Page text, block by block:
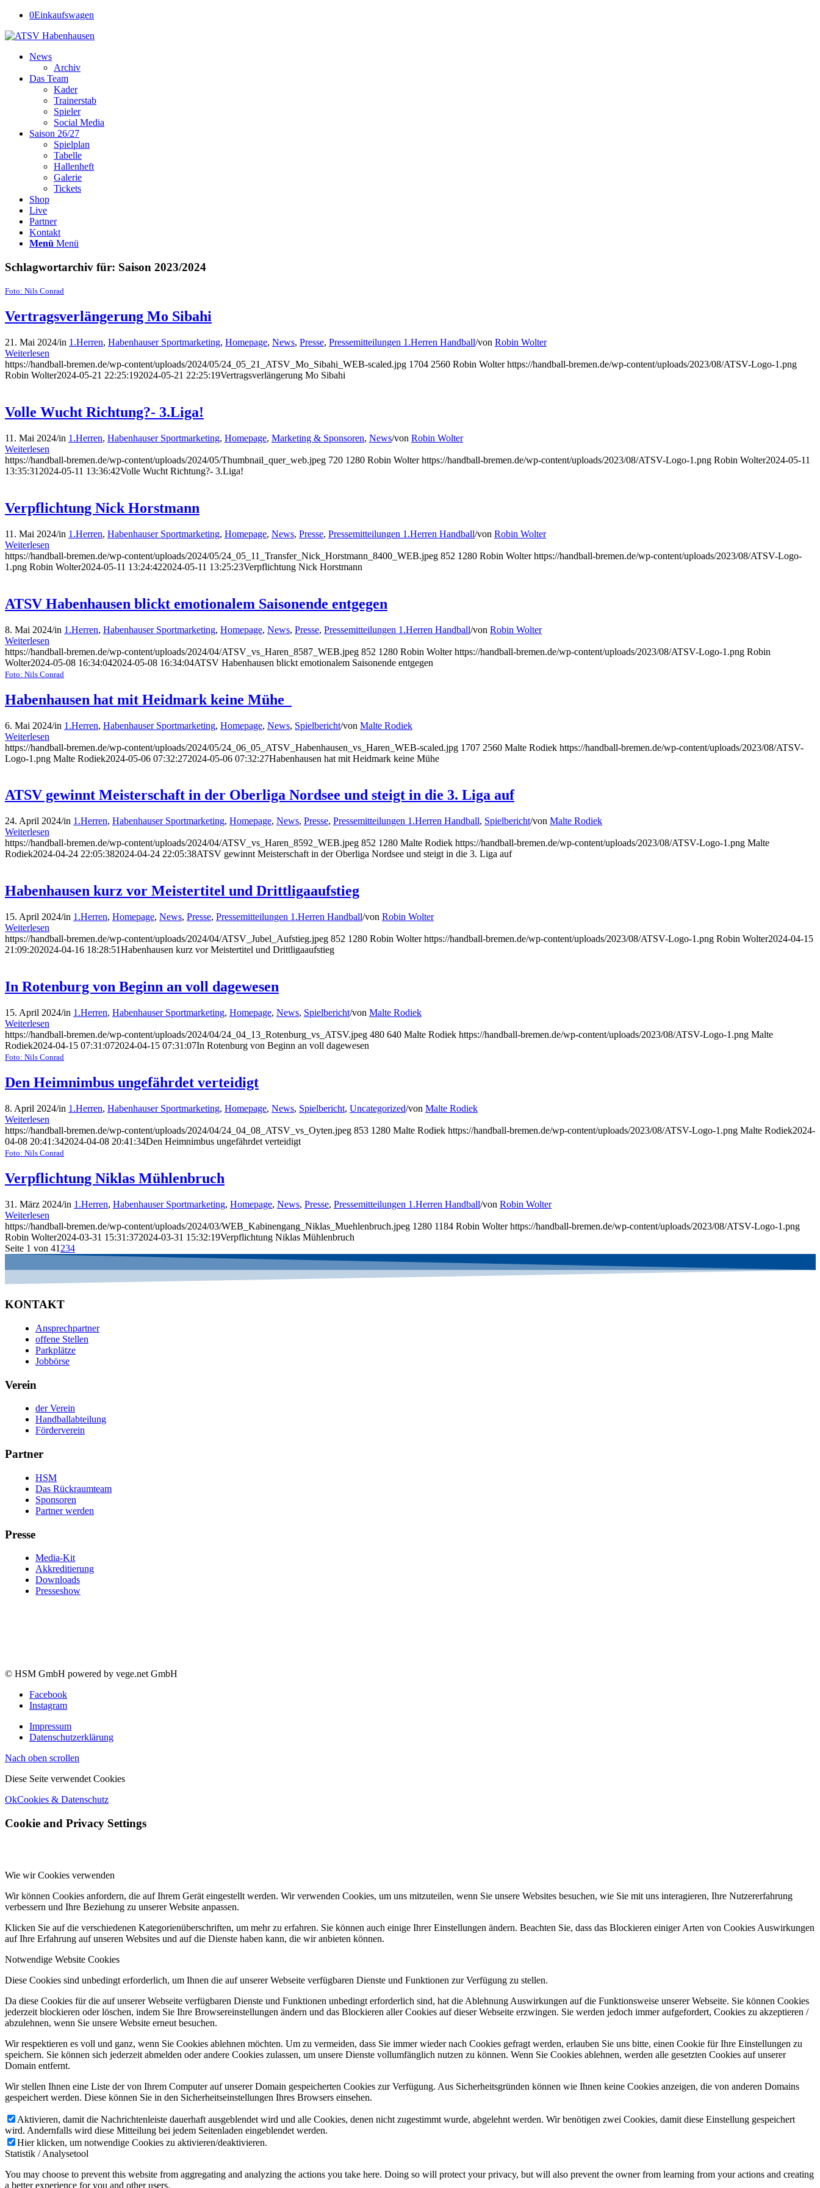
0Einkaufswagen
News
Archiv
Das Team
Kader
Trainerstab
Spieler
Social Media
Saison 26/27
Spielplan
Tabelle
Hallenheft
Galerie
Tickets
Shop
Live
Partner
Kontakt
Menü Menü
Schlagwortarchiv für: Saison 2023/2024
Foto: Nils Conrad
Vertragsverlängerung Mo Sibahi
21. Mai 2024/in 1.Herren, Habenhauser Sportmarketing, Homepage, News, Presse, Pressemitteilungen 1.Herren Handball/von Robin Wolter
Weiterlesen
https://handball-bremen.de/wp-content/uploads/2024/05/24_05_21_ATSV_Mo_Sibahi_WEB-scaled.jpg 1704 2560 Robin Wolter https://handball-bremen.de/wp-content/uploads/2023/08/ATSV-Logo-1.png
Robin Wolter2024-05-21 22:25:192024-05-21 22:25:19Vertragsverlängerung Mo Sibahi
Volle Wucht Richtung?- 3.Liga!
11. Mai 2024/in 1.Herren, Habenhauser Sportmarketing, Homepage, Marketing & Sponsoren, News/von Robin Wolter
Weiterlesen
https://handball-bremen.de/wp-content/uploads/2024/05/Thumbnail_quer_web.jpeg 720 1280 Robin Wolter https://handball-bremen.de/wp-content/uploads/2023/08/ATSV-Logo-1.png Robin Wolter2024-05-11
13:35:31 2024-05-11 13:36:42Volle Wucht Richtung?- 3.Liga!
Verpflichtung Nick Horstmann
11. Mai 2024/in 1.Herren, Habenhauser Sportmarketing, Homepage, News, Presse, Pressemitteilungen 1.Herren Handball/von Robin Wolter
Weiterlesen
https://handball-bremen.de/wp-content/uploads/2024/05/24_05_11_Transfer_Nick_Horstmann_8400_WEB.jpeg 852 1280 Robin Wolter https://handball-bremen.de/wp-content/uploads/2023/08/ATSV-Logo-
1.png Robin Wolter2024-05-11 13:24:422024-05-11 13:25:23Verpflichtung Nick Horstmann
ATSV Habenhausen blickt emotionalem Saisonende entgegen
8. Mai 2024/in 1.Herren, Habenhauser Sportmarketing, Homepage, News, Presse, Pressemitteilungen 1.Herren Handball/von Robin Wolter
Weiterlesen
https://handball-bremen.de/wp-content/uploads/2024/04/ATSV_vs_Haren_8587_WEB.jpeg 852 1280 Robin Wolter https://handball-bremen.de/wp-content/uploads/2023/08/ATSV-Logo-1.png Robin
Wolter2024-05-08 16:34:042024-05-08 16:34:04ATSV Habenhausen blickt emotionalem Saisonende entgegen
Foto: Nils Conrad
Habenhausen hat mit Heidmark keine Mühe
6. Mai 2024/in 1.Herren, Habenhauser Sportmarketing, Homepage, News, Spielbericht/von Malte Rodiek
Weiterlesen
https://handball-bremen.de/wp-content/uploads/2024/05/24_06_05_ATSV_Habenhausen_vs_Haren_WEB-scaled.jpg 1707 2560 Malte Rodiek https://handball-bremen.de/wp-content/uploads/2023/08/ATSV-
Logo-1.png Malte Rodiek2024-05-06 07:32:272024-05-06 07:32:27Habenhausen hat mit Heidmark keine Mühe
ATSV gewinnt Meisterschaft in der Oberliga Nordsee und steigt in die 3. Liga auf
24. April 2024/in 1.Herren, Habenhauser Sportmarketing, Homepage, News, Presse, Pressemitteilungen 1.Herren Handball, Spielbericht/von Malte Rodiek
Weiterlesen
https://handball-bremen.de/wp-content/uploads/2024/04/ATSV_vs_Haren_8592_WEB.jpeg 852 1280 Malte Rodiek https://handball-bremen.de/wp-content/uploads/2023/08/ATSV-Logo-1.png Malte
Rodiek2024-04-24 22:05:382024-04-24 22:05:38ATSV gewinnt Meisterschaft in der Oberliga Nordsee und steigt in die 3. Liga auf
Habenhausen kurz vor Meistertitel und Drittligaaufstieg
15. April 2024/in 1.Herren, Homepage, News, Presse, Pressemitteilungen 1.Herren Handball/von Robin Wolter
Weiterlesen
https://handball-bremen.de/wp-content/uploads/2024/04/ATSV_Jubel_Aufstieg.jpeg 852 1280 Robin Wolter https://handball-bremen.de/wp-content/uploads/2023/08/ATSV-Logo-1.png Robin Wolter2024-04-15
21:09:202024-04-16 18:28:51Habenhausen kurz vor Meistertitel und Drittligaaufstieg
In Rotenburg von Beginn an voll dagewesen
15. April 2024/in 1.Herren, Habenhauser Sportmarketing, Homepage, News, Spielbericht/von Malte Rodiek
Weiterlesen
https://handball-bremen.de/wp-content/uploads/2024/04/24_04_13_Rotenburg_vs_ATSV.jpeg 480 640 Malte Rodiek https://handball-bremen.de/wp-content/uploads/2023/08/ATSV-Logo-1.png Malte
Rodiek2024-04-15 07:31:072024-04-15 07:31:07In Rotenburg von Beginn an voll dagewesen
Foto: Nils Conrad
Den Heimnimbus ungefährdet verteidigt
8. April 2024/in 1.Herren, Habenhauser Sportmarketing, Homepage, News, Spielbericht, Uncategorized/von Malte Rodiek
Weiterlesen
https://handball-bremen.de/wp-content/uploads/2024/04/24_04_08_ATSV_vs_Oyten.jpeg 853 1280 Malte Rodiek https://handball-bremen.de/wp-content/uploads/2023/08/ATSV-Logo-1.png Malte Rodiek2024-
04-08 20:41:342024-04-08 20:41:34Den Heimnimbus ungefährdet verteidigt
Foto: Nils Conrad
Verpflichtung Niklas Mühlenbruch
31. März 2024/in 1.Herren, Habenhauser Sportmarketing, Homepage, News, Presse, Pressemitteilungen 1.Herren Handball/von Robin Wolter
Weiterlesen
https://handball-bremen.de/wp-content/uploads/2024/03/WEB_Kabinengang_Niklas_Muehlenbruch.jpeg 1280 1184 Robin Wolter https://handball-bremen.de/wp-content/uploads/2023/08/ATSV-Logo-1.png
Robin Wolter2024-03-31 15:31:372024-03-31 15:32:19Verpflichtung Niklas Mühlenbruch
Seite 1 von 41 234
KONTAKT
Ansprechpartner
offene Stellen
Parkplätze
Jobbörse
Verein
der Verein
Handballabteilung
Förderverein
Partner
HSM
Das Rückraumteam
Sponsoren
Partner werden
Presse
Media-Kit
Akkreditierung
Downloads
Presseshow
© HSM GmbH powered by vege.net GmbH
Facebook
Instagram
Impressum
Datenschutzerklärung
Nach oben scrollen
Diese Seite verwendet Cookies
OkCookies & Datenschutz
Cookie and Privacy Settings
Wie wir Cookies verwenden
Wir können Cookies anfordern, die auf Ihrem Gerät eingestellt werden. Wir verwenden Cookies, um uns mitzuteilen, wenn Sie unsere Websites besuchen, wie Sie mit uns interagieren, Ihre Nutzererfahrung
verbessern und Ihre Beziehung zu unserer Website anpassen.
Klicken Sie auf die verschiedenen Kategorienüberschriften, um mehr zu erfahren. Sie können auch einige Ihrer Einstellungen ändern. Beachten Sie, dass das Blockieren einiger Arten von Cookies Auswirkungen
auf Ihre Erfahrung auf unseren Websites und auf die Dienste haben kann, die wir anbieten können.
Notwendige Website Cookies
Diese Cookies sind unbedingt erforderlich, um Ihnen die auf unserer Webseite verfügbaren Dienste und Funktionen zur Verfügung zu stellen.
Da diese Cookies für die auf unserer Webseite verfügbaren Dienste und Funktionen unbedingt erforderlich sind, hat die Ablehnung Auswirkungen auf die Funktionsweise unserer Webseite. Sie können Cookies
jederzeit blockieren oder löschen, indem Sie Ihre Browsereinstellungen ändern und das Blockieren aller Cookies auf dieser Webseite erzwingen. Sie werden jedoch immer aufgefordert, Cookies zu akzeptieren /
abzulehnen, wenn Sie unsere Website erneut besuchen.
Wir respektieren es voll und ganz, wenn Sie Cookies ablehnen möchten. Um zu vermeiden, dass Sie immer wieder nach Cookies gefragt werden, erlauben Sie uns bitte, einen Cookie für Ihre Einstellungen zu
speichern. Sie können sich jederzeit abmelden oder andere Cookies zulassen, um unsere Dienste vollumfänglich nutzen zu können. Wenn Sie Cookies ablehnen, werden alle gesetzten Cookies auf unserer
Domain entfernt.
Wir stellen Ihnen eine Liste der von Ihrem Computer auf unserer Domain gespeicherten Cookies zur Verfügung. Aus Sicherheitsgründen können wie Ihnen keine Cookies anzeigen, die von anderen Domains
gespeichert werden. Diese können Sie in den Sicherheitseinstellungen Ihres Browsers einsehen.
Aktivieren, damit die Nachrichtenleiste dauerhaft ausgeblendet wird und alle Cookies, denen nicht zugestimmt wurde, abgelehnt werden. Wir benötigen zwei Cookies, damit diese Einstellung gespeichert
wird. Andernfalls wird diese Mitteilung bei jedem Seitenladen eingeblendet werden.
Hier klicken, um notwendige Cookies zu aktivieren/deaktivieren.
Statistik / Analysetool
You may choose to prevent this website from aggregating and analyzing the actions you take here. Doing so will protect your privacy, but will also prevent the owner from learning from your actions and creating
a better experience for you and other users.